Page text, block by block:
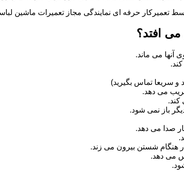
تعمیرکار حرفه ای نمایندگی مجاز تعمیرات
افتد؟
آنها می ماند.
سریعا تماس بگیرید)
می دهد.
کند.
باز نمی شود.
صدا می دهد.
شستن بیرون می زند.
می دهد.